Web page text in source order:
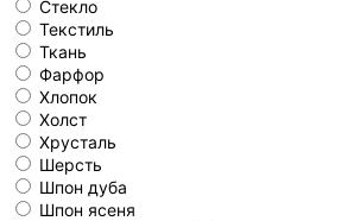
Стекло
Текстиль
Ткань
Фарфор
Хлопок
Холст
Хрусталь
Шерсть
Шпон дуба
Шпон ясеня